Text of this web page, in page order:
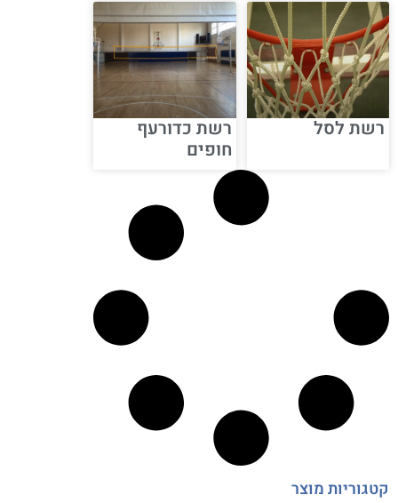
קטגוריות מוצר
רשת לסל
רשת כדורעף
חופים